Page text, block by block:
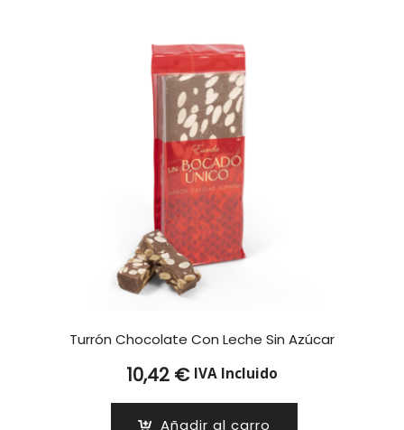
Turrón Chocolate Con Leche Sin Azúcar
10,42 € IVA Incluido
Añadir al carro